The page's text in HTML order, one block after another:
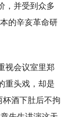
，并受到众多
的辛亥革命研
视会议室里郑
重头戏，却是
杯酒下肚后不拘